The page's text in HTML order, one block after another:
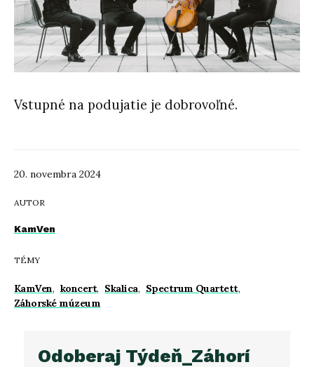
20. novembra 2024
AUTOR
KamVen
TÉMY
KamVen, koncert, Skalica, Spectrum Quartett,
Záhorské múzeum
Vstupné na podujatie je dobrovoľné.
Odoberaj Týdeň_Záhorí